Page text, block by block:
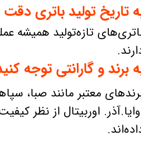
تازه‌تولید همیشه
معتبر مانند صبا،
اوربیتال از نظر
تاریخ تولید باتری دقت
برند و گارانتی توجه